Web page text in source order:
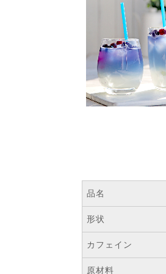
品名
形状
カフェイン
原材料